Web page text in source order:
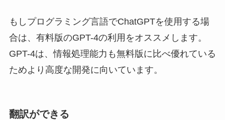
もしプログラミング言語でChatGPTを使用する場
合は、有料版のGPT-4の利用をオススメします。
GPT-4は、情報処理能力も無料版に比べ優れている
ためより高度な開発に向いています。
翻訳ができる